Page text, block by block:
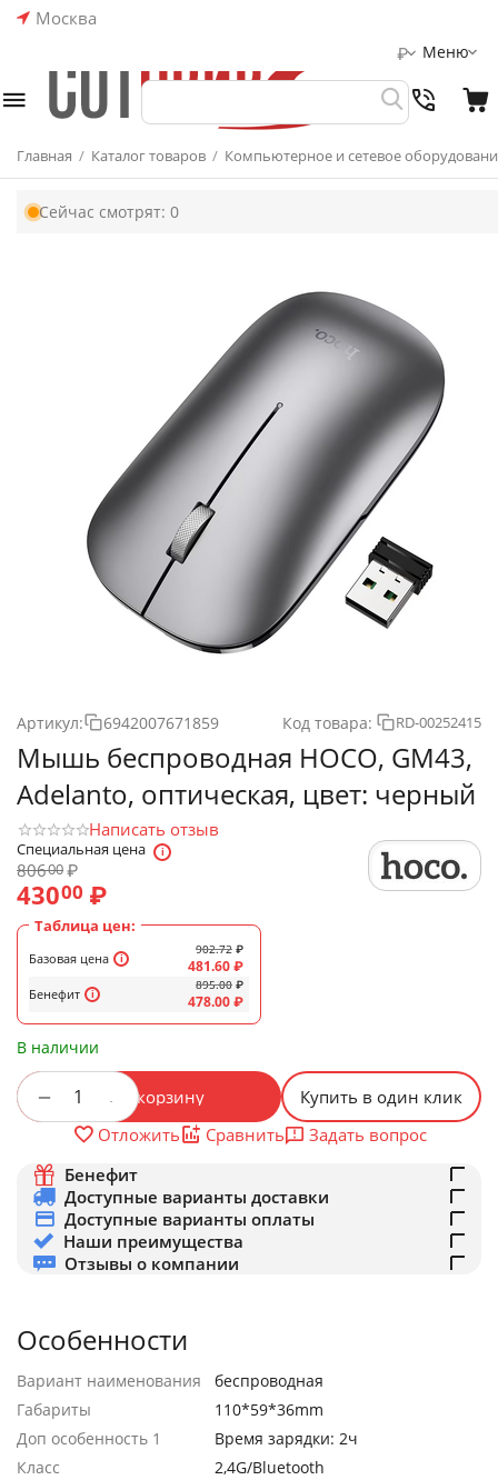
Москва
Меню
₽
Главная / Каталог товаров / Компьютерное и сетевое
Сейчас смотрят: 0
Артикул: 6942007671859 Код товара: RD-00252415
Мышь беспроводная HOCO, GM43,
Adelanto, оптическая, цвет: черный
Написать отзыв
Специальная цена
80600₽
43000 ₽
Таблица цен:
Базовая цена
Бенефит
902.72 ₽
481.60₽
895.00 ₽
478.00₽
В наличии
+
− В корзину
Купить в один клик
Отложить
Сравнить
Задать вопрос
Бенефит
Доступные варианты доставки
Доступные варианты оплаты
Наши преимущества
Отзывы о компании
Особенности
Вариант наименования
беспроводная
Габариты
110*59*36mm
Доп особенность 1
Время зарядки: 2ч
Класс
2,4G/Bluetooth